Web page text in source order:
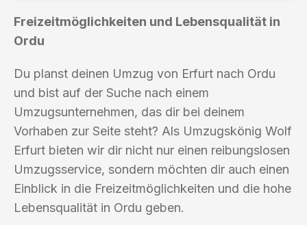
Freizeitmöglichkeiten und Lebensqualität in
Ordu
Du planst deinen Umzug von Erfurt nach Ordu
und bist auf der Suche nach einem
Umzugsunternehmen, das dir bei deinem
Vorhaben zur Seite steht? Als Umzugskönig Wolf
Erfurt bieten wir dir nicht nur einen reibungslosen
Umzugsservice, sondern möchten dir auch einen
Einblick in die Freizeitmöglichkeiten und die hohe
Lebensqualität in Ordu geben.